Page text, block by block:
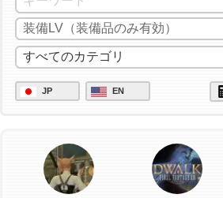
JP EN